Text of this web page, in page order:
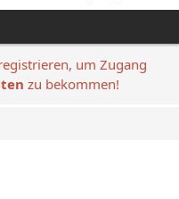
um Zugang
zu bekommen!